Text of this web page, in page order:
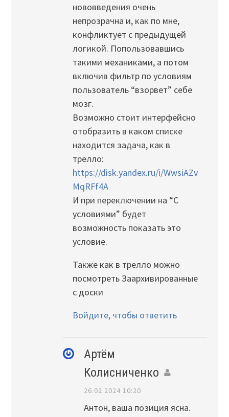
нововведения очень
непрозрачна и, как по мне,
конфликтует с предыдущей
логикой. Попользовавшись
такими механиками, а потом
включив фильтр по условиям
пользователь “взорвет” себе
мозг.
Возможно стоит интерфейсно
отобразить в каком списке
находится задача, как в
трелло:
https://disk.yandex.ru/i/WwsiAZv
MqRFf4A
И при переключении на “С
условиями” будет
возможность показать это
условие.
Также как в трелло можно
посмотреть Заархивированные
с доски
Войдите, чтобы ответить
Артём
Колисниченко
26.02.2024 10:20
Антон, ваша позиция ясна.